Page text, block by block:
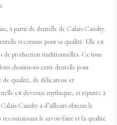
à partir de dentelle de Calais-Caudry.
reconnue pour sa qualité. Elle est
de production traditionnelles. Ce tissu
choisissons cette dentelle pour
de qualité, de délicatesse et
est devenue mythique, et réputée à
Caudry a d’ailleurs obtenu le
le savoir-faire et la qualité